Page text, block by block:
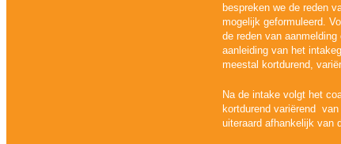
bespreken we de reden
mogelijk geformuleerd.
de reden van
aanleiding van het
meestal kortdurend,
Na de intake volgt het
kortdurend variërend
uiteraard afhankelijk van